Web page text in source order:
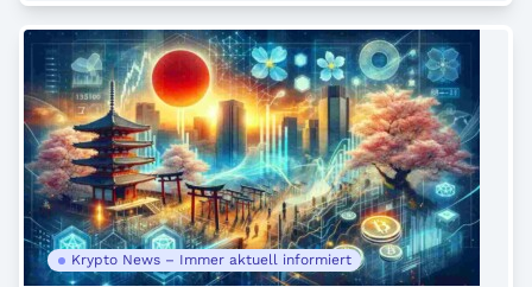
Krypto News – Immer aktuell informiert